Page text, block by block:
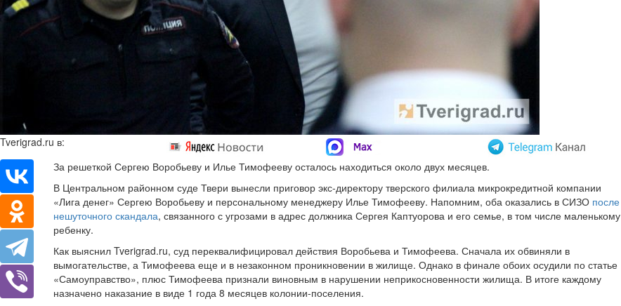
Tverigrad.ru в:
За решеткой Сергею Воробьеву и Илье Тимофееву осталось находиться около двух месяцев.
В Центральном районном суде Твери вынесли приговор экс-директору тверского филиала микрокредитной компании
«Лига денег» Сергею Воробьеву и персональному менеджеру Илье Тимофееву. Напомним, оба оказались в СИЗО после
нешуточного скандала, связанного с угрозами в адрес должника Сергея Каптуорова и его семье, в том числе маленькому
ребенку.
Как выяснил Tverigrad.ru, суд переквалифицировал действия Воробьева и Тимофеева. Сначала их обвиняли в
вымогательстве, а Тимофеева еще и в незаконном проникновении в жилище. Однако в финале обоих осудили по статье
«Самоуправство», плюс Тимофеева признали виновным в нарушении неприкосновенности жилища. В итоге каждому
назначено наказание в виде 1 года 8 месяцев колонии-поселения.